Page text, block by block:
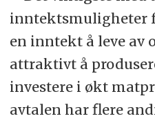
inntektsmuligheter
en inntekt å leve av
attraktivt å
investere i økt
avtalen har flere